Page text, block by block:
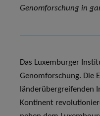
Genomforschung in
Das Luxemburger
Genomforschung. Die
länderübergreifenden
Kontinent